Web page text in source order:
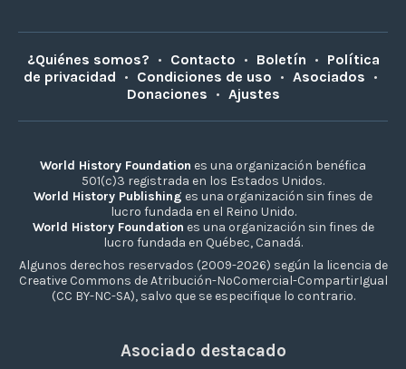
¿Quiénes somos? • Contacto • Boletín • Política
de privacidad • Condiciones de uso • Asociados •
Donaciones • Ajustes
World History Foundation es una organización benéfica
501(c)3 registrada en los Estados Unidos.
World History Publishing es una organización sin fines de
lucro fundada en el Reino Unido.
World History Foundation es una organización sin fines de
lucro fundada en Québec, Canadá.
Algunos derechos reservados (2009-2026) según la licencia de
Creative Commons de Atribución-NoComercial-CompartirIgual
(CC BY-NC-SA), salvo que se especifique lo contrario.
Asociado destacado